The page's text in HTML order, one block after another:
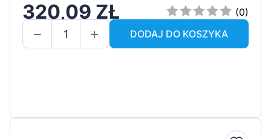
320,09 ZŁ
(0)
DODAJ DO KOSZYKA